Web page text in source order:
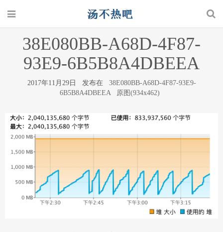
38E080BB-A68D-4F87-
93E9-6B5B8A4DBEEA
2017年11月29日 发布在 38E080BB-A68D-4F87-93E9-
6B5B8A4DBEEA
原图(934x462)